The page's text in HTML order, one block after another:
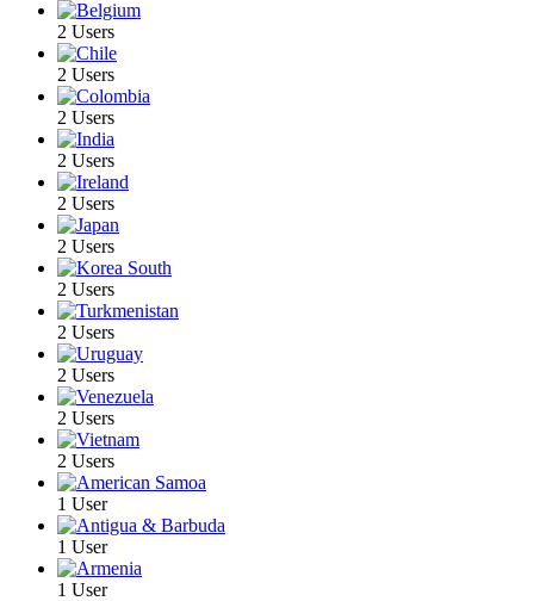
2 Users
2 Users
2 Users
2 Users
2 Users
2 Users
2 Users
2 Users
2 Users
2 Users
2 Users
1 User
1 User
1 User